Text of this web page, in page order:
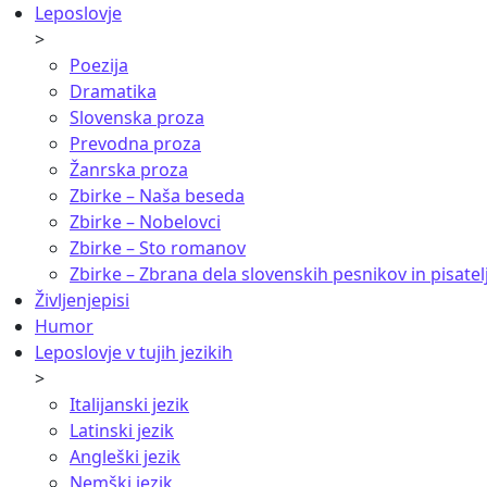
Leposlovje
>
Poezija
Dramatika
Slovenska proza
Prevodna proza
Žanrska proza
Zbirke – Naša beseda
Zbirke – Nobelovci
Zbirke – Sto romanov
Zbirke – Zbrana dela slovenskih pesnikov in
Življenjepisi
Humor
Leposlovje v tujih jezikih
>
Italijanski jezik
Latinski jezik
Angleški jezik